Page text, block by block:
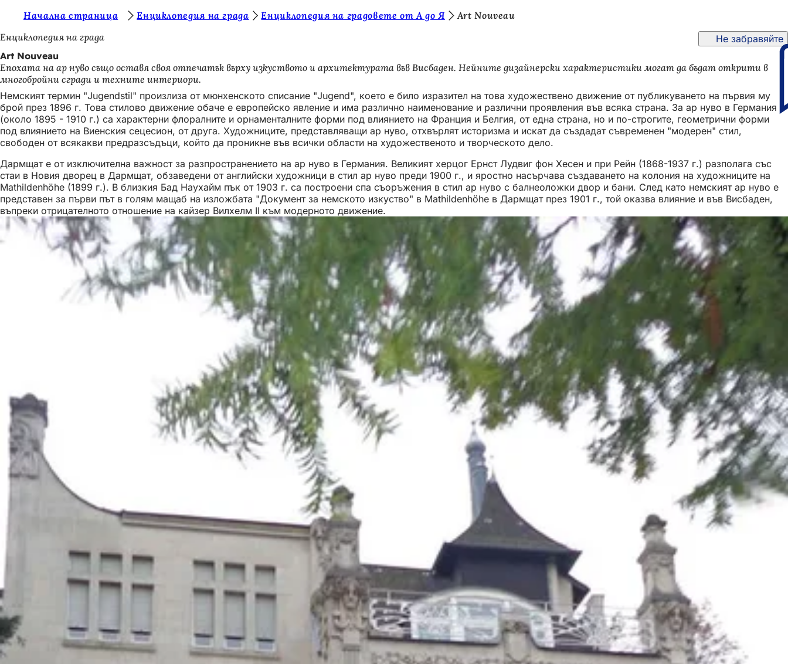
Преминаване към съдържанието
и
е
с
т
е
т
у
к
:
Начална страница Енциклопедия на града Енциклопедия на градовете от А до Я
Art Nouveau
Енциклопедия на града
Не забравяйте
Art Nouveau
Епохата на ар нуво също оставя своя отпечатък върху изкуството и архитектурата във Висбаден. Нейните дизайнерски характеристики могат да бъдат открити в
многобройни сгради и техните интериори.
Немският термин "Jugendstil" произлиза от мюнхенското списание "Jugend", което е било изразител на това художествено движение от публикуването на първия му
брой през 1896 г. Това стилово движение обаче е европейско явление и има различно наименование и различни проявления във всяка страна. За ар нуво в Германия
(около 1895 - 1910 г.) са характерни флоралните и орнаменталните форми под влиянието на Франция и Белгия, от една страна, но и по-строгите, геометрични форми
под влиянието на Виенския сецесион, от друга. Художниците, представляващи ар нуво, отхвърлят историзма и искат да създадат съвременен "модерен" стил,
свободен от всякакви предразсъдъци, който да проникне във всички области на художественото и творческото дело.
Дармщат е от изключителна важност за разпространението на ар нуво в Германия. Великият херцог Ернст Лудвиг фон Хесен и при Рейн (1868-1937 г.) разполага със
стаи в Новия дворец в Дармщат, обзаведени от английски художници в стил ар нуво преди 1900 г., и яростно насърчава създаването на колония на художниците на
Mathildenhöhe (1899 г.). В близкия Бад Наухайм пък от 1903 г. са построени спа съоръжения в стил ар нуво с балнеоложки двор и бани. След като немският ар нуво е
представен за първи път в голям мащаб на изложбата "Документ за немското изкуство" в Mathildenhöhe в Дармщат през 1901 г., той оказва влияние и във Висбаден,
въпреки отрицателното отношение на кайзер Вилхелм II към модерното движение.